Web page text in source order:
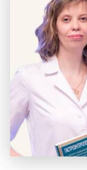
веществ,
находитсядо